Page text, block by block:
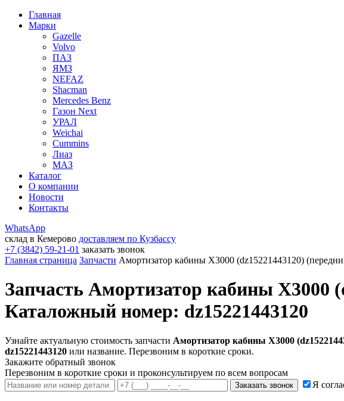
Главная
Марки
Gazelle
Volvo
ПАЗ
ЯМЗ
NEFAZ
Shacman
Mercedes Benz
Газон Next
УРАЛ
Weichai
Cummins
Лиаз
МАЗ
Каталог
О компании
Новости
Контакты
WhatsApp
склад в Кемерово доставляем по Кузбассу
+7 (3842) 59-21-01 заказать звонок
Главная страница Запчасти Амортизатор кабины X3000 (dz15221443120)
Запчасть Амортизатор кабины X3000
Каталожный номер: dz15221443120
Узнайте актуальную стоимость запчасти Амортизатор кабины X3000
dz15221443120 или название. Перезвоним в короткие сроки.
Закажите обратный звонок
Перезвоним в короткие сроки и проконсультируем по всем вопросам
Заказать звонок Я